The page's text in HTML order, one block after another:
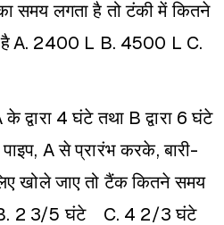
समय लगता है तो टंकी में कितने
A. 2400 L B. 4500 L C.
द्वारा 4 घंटे तथा B द्वारा 6 घंटे
पाइप, A से प्रारंभ करके, बारी-
खोले जाए तो टैंक कितने समय
2 3/5 घंटे
C. 4 2/3 घंटे